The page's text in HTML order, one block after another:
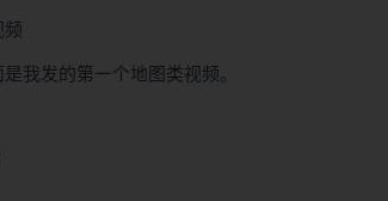
频
我发的第一个地图类视频。